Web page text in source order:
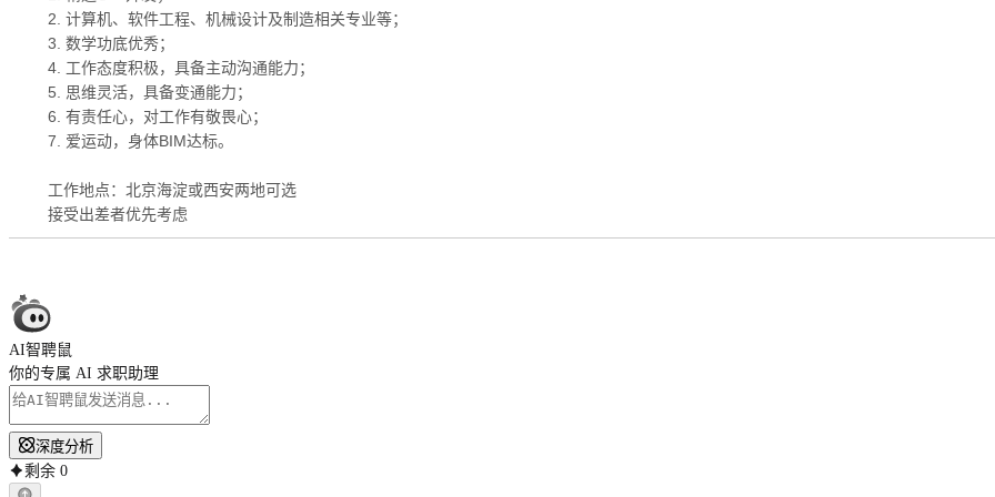
2. 计算机、软件工程、机械设计及制造相关专业等；
3. 数学功底优秀；
4. 工作态度积极，具备主动沟通能力；
5. 思维灵活，具备变通能力；
6. 有责任心，对工作有敬畏心；
7. 爱运动，身体BIM达标。
工作地点：北京海淀或西安两地可选
接受出差者优先考虑
AI智聘鼠
你的专属 AI 求职助理
深度分析
剩余 0